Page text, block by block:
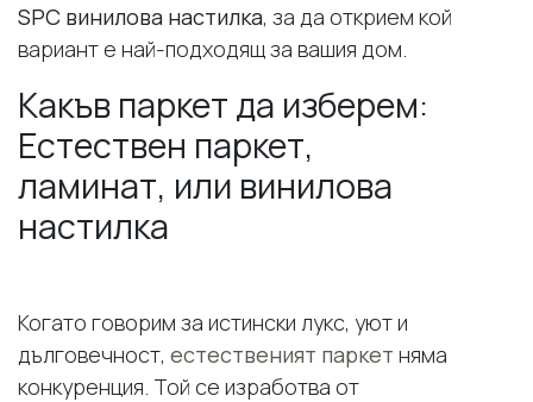
SPC винилова настилка, за да открием кой
вариант е най-подходящ за вашия дом.
Какъв паркет да изберем:
Естествен паркет,
ламинат, или винилова
настилка
Когато говорим за истински лукс, уют и
дълговечност, естественият паркет няма
конкуренция. Той се изработва от